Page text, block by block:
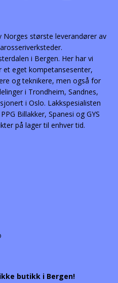
Norges største leverandører av
i Bergen. Her har vi
et eget kompetansesenter,
og teknikere, men også for
i Trondheim, Sandnes,
i Oslo. Lakkspesialisten
Billakker, Spanesi og GYS
på lager til enhver tid.
butikk i Bergen!